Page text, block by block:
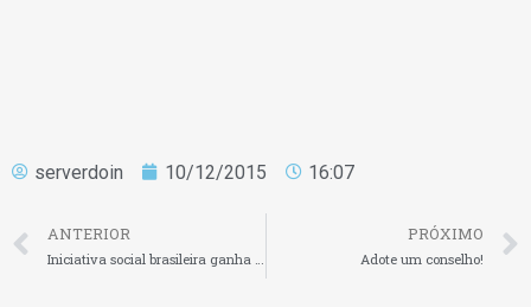
serverdoin 10/12/2015 16:07
ANTERIOR PRÓXIMO
Adote um conselho!